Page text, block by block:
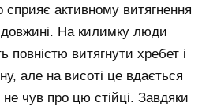
сприяє активному витягнення
довжині. На килимку люди
повністю витягнути хребет і
але на висоті це вдається
не чув про цю стійці. Завдяки